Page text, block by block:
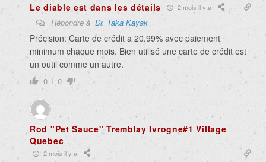
Le diable est dans les détails 2 mois il y a
Répondre à Dr. Taka Kayak
Précision: Carte de crédit a 20.99% avec paiement
minimum chaque mois. Bien utilisé une carte de crédit est
un outil comme un autre.
0 0
Rod "Pet Sauce" Tremblay Ivrogne#1 Village
Quebec
2 mois il y a